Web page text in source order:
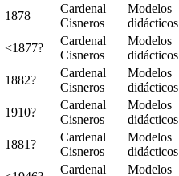
1878
Cardenal
Cisneros
Modelos
didácticos
<1877?
Cardenal
Cisneros
Modelos
didácticos
1882?
Cardenal
Cisneros
Modelos
didácticos
1910?
Cardenal
Cisneros
Modelos
didácticos
1881?
Cardenal
Cisneros
Modelos
didácticos
Cardenal
Modelos